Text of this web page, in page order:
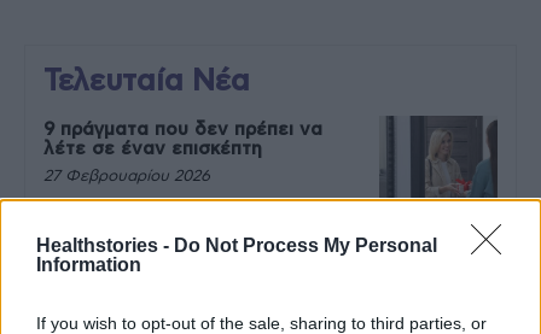
Healthstories - Do Not Process My Personal
Information
If you wish to opt-out of the sale, sharing to third parties, or
Τελευταία Νέα
9 πράγματα που δεν πρέπει να
λέτε σε έναν επισκέπτη
27 Φεβρουαρίου 2026
την υποστήριξη της Be-Live